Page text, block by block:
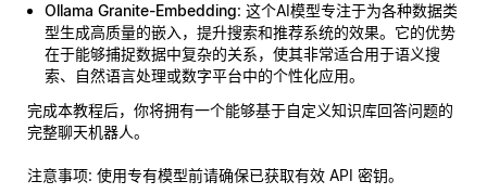
Ollama Granite-Embedding: 这个AI模型专注于为各种数据类
型生成高质量的嵌入，提升搜索和推荐系统的效果。它的优势
在于能够捕捉数据中复杂的关系，使其非常适合用于语义搜
索、自然语言处理或数字平台中的个性化应用。
完成本教程后，你将拥有一个能够基于自定义知识库回答问题的
完整聊天机器人。
注意事项: 使用专有模型前请确保已获取有效 API 密钥。